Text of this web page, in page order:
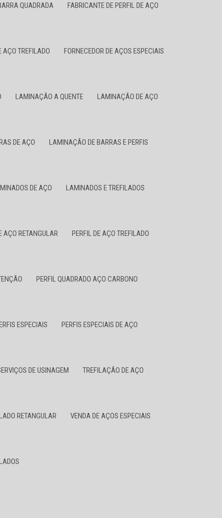
QUADRADA FABRICANTE DE PERFIL DE AÇO
AÇO TREFILADO FORNECEDOR DE AÇOS ESPECIAIS
LAMINAÇÃO A QUENTE LAMINAÇÃO DE AÇO
DE AÇO LAMINAÇÃO DE BARRAS E PERFIS
DE AÇO LAMINADOS E TREFILADOS
AÇO RETANGULAR PERFIL DE AÇO TREFILADO
PERFIL QUADRADO AÇO CARBONO
ESPECIAIS PERFIS ESPECIAIS DE AÇO
DE USINAGEM TREFILAÇÃO DE AÇO
RETANGULAR VENDA DE AÇOS ESPECIAIS